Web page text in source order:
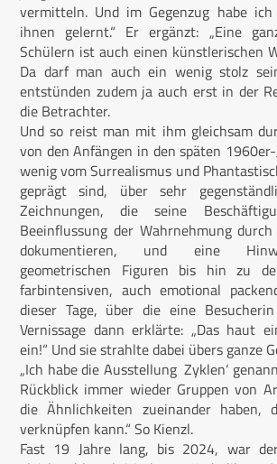
vermitteln. Und im Gegenzug habe
ihnen gelernt.“ Er ergänzt: „Eine
Schülern ist auch einen künstlerischen
Da darf man auch ein wenig stolz
entstünden zudem ja auch erst in der
die Betrachter.
Und so reist man mit ihm gleichsam
von den Anfängen in den späten
wenig vom Surrealismus und
geprägt sind, über sehr
Zeichnungen, die seine
Beeinflussung der Wahrnehmung
dokumentieren, und eine
geometrischen Figuren bis hin zu
farbintensiven, auch emotional
dieser Tage, über die eine
Vernissage dann erklärte: „Das haut
ein!“ Und sie strahlte dabei übers ganze
„Ich habe die Ausstellung ‚Zyklen‘
Rückblick immer wieder Gruppen von
die Ähnlichkeiten zueinander haben,
verknüpfen kann.“ So Kienzl.
Fast 19 Jahre lang, bis 2024, war